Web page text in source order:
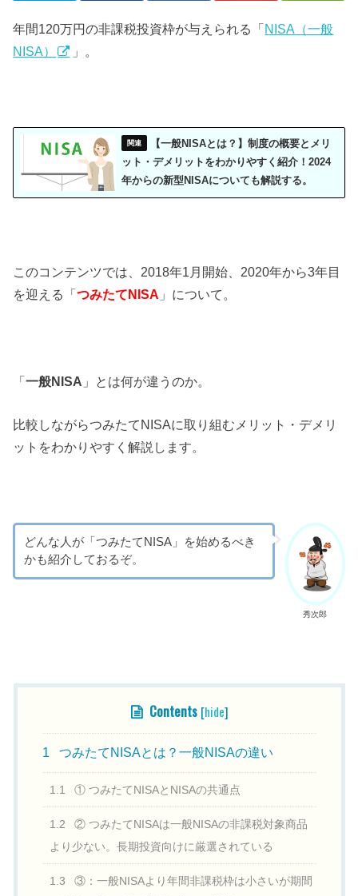
年間120万円の非課税投資枠が与えられる「NISA（一般
NISA）
」。
【一般NISAとは？】制度の概要とメリ
ット・デメリットをわかりやすく紹介！2024
年からの新型NISAについても解説する。
このコンテンツでは、2018年1月開始、2020年から3年目
を迎える「つみたてNISA 」について。
「一般NISA 」とは何が違うのか。
比較しながらつみたてNISAに取り組むメリット・デメリ
ットをわかりやすく解説します。
秀次郎
どんな人が「つみたてNISA」を始めるべき
かも紹介しておるぞ。
Contents [hide]
1 つみたてNISAとは？一般NISAの違い
1.1 ① つみたてNISAとNISAの共通点
1.2
② つみたてNISAは一般NISAの非課税対象商品
より少ない。長期投資向けに厳選されている
1.3
③：一般NISAより年間非課税枠は小さいが期間